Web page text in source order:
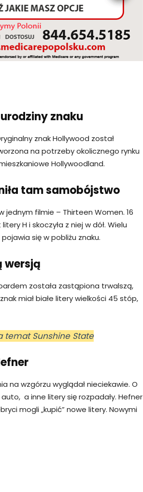
znaku
znak Hollywood został
na potrzeby okolicznego rynku
Hollywoodland.
tam samobójstwo
jednym filmie – Thirteen Women. 16
H i skoczyła z niej w dół. Wielu
się w pobliżu znaku.
wersją
została zastąpiona trwalszą,
miał białe litery wielkości 45 stóp,
temat Sunshine State
na wzgórzu wyglądał nieciekawie. O
a inne litery się rozpadały. Hefner
mogli „kupić” nowe litery. Nowymi